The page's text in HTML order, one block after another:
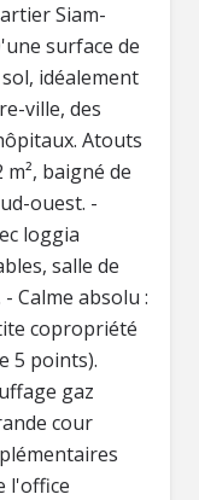
Siam-
surface de
sol, idéalement
ville, des
Atouts
baigné de
ouest. -
loggia
salle de
Calme absolu :
copropriété
5 points).
gaz
cour
l'office